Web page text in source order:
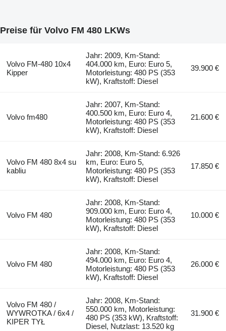
Preise für Volvo FM 480 LKWs
Volvo FM-480 10x4
Kipper
Jahr: 2009, Km-Stand:
404.000 km, Euro: Euro 5,
Motorleistung: 480 PS (353
kW), Kraftstoff: Diesel
39.900 €
Volvo fm480
Jahr: 2007, Km-Stand:
400.500 km, Euro: Euro 4,
Motorleistung: 480 PS (353
kW), Kraftstoff: Diesel
21.600 €
Volvo FM 480 8x4 su
kabliu
Jahr: 2008, Km-Stand: 6.926
km, Euro: Euro 5,
Motorleistung: 480 PS (353
kW), Kraftstoff: Diesel
17.850 €
Volvo FM 480
Jahr: 2008, Km-Stand:
909.000 km, Euro: Euro 4,
Motorleistung: 480 PS (353
kW), Kraftstoff: Diesel
10.000 €
Volvo FM 480
Jahr: 2008, Km-Stand:
494.000 km, Euro: Euro 4,
Motorleistung: 480 PS (353
kW), Kraftstoff: Diesel
26.000 €
Volvo FM 480 /
WYWROTKA / 6x4 /
KIPER TYŁ
Jahr: 2008, Km-Stand:
550.000 km, Motorleistung:
480 PS (353 kW), Kraftstoff:
Diesel, Nutzlast: 13.520 kg
31.900 €